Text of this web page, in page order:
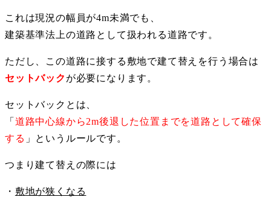
これは現況の幅員が4m未満でも、
建築基準法上の道路として扱われる道路です。
ただし、この道路に接する敷地で建て替えを行う場合は
セットバック が必要になります。
セットバックとは、
「 道路中心線から2m後退した位置までを道路として確保
する 」というルールです。
つまり建て替えの際には
・ 敷地が狭くなる